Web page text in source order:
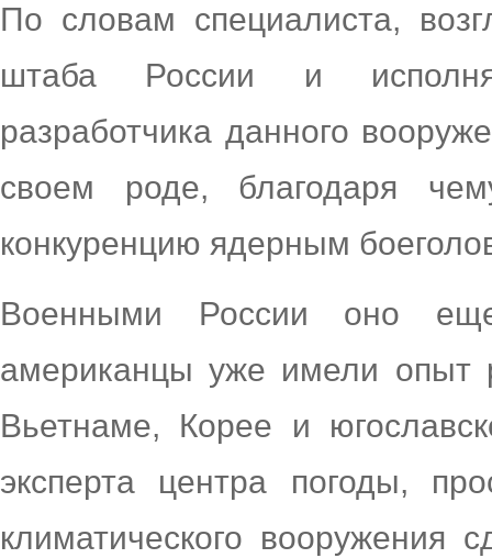
По словам специалиста,
штаба России и
разработчика данного
своем роде, благодаря
конкуренцию ядерным
Военными России оно
американцы уже имели опыт
Вьетнаме, Корее и
эксперта центра погоды,
климатического вооружения